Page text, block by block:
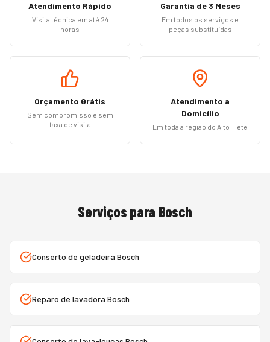
Atendimento Rápido
Visita técnica em até 24
horas
Garantia de 3 Meses
Em todos os serviços e
peças substituídas
Orçamento Grátis
Sem compromisso e sem
taxa de visita
Atendimento a
Domicílio
Em toda a região do Alto Tietê
Serviços para Bosch
Conserto de geladeira Bosch
Reparo de lavadora Bosch